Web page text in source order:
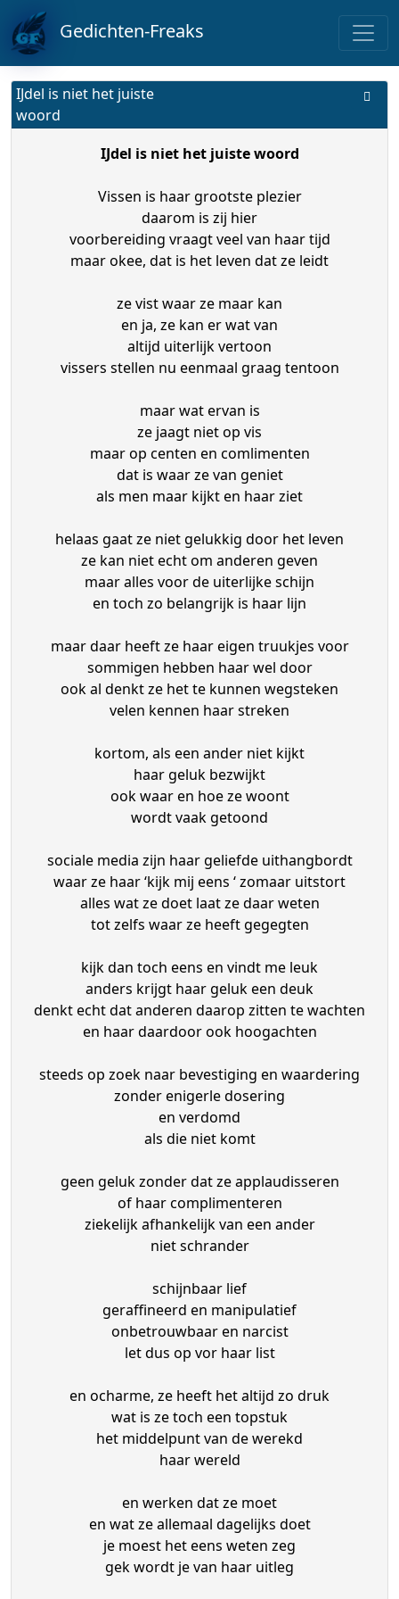
Gedichten-Freaks
IJdel is niet het juiste
woord
IJdel is niet het juiste woord
Vissen is haar grootste plezier
daarom is zij hier
voorbereiding vraagt veel van haar tijd
maar okee, dat is het leven dat ze leidt
ze vist waar ze maar kan
en ja, ze kan er wat van
altijd uiterlijk vertoon
vissers stellen nu eenmaal graag tentoon
maar wat ervan is
ze jaagt niet op vis
maar op centen en comlimenten
dat is waar ze van geniet
als men maar kijkt en haar ziet
helaas gaat ze niet gelukkig door het leven
ze kan niet echt om anderen geven
maar alles voor de uiterlijke schijn
en toch zo belangrijk is haar lijn
maar daar heeft ze haar eigen truukjes voor
sommigen hebben haar wel door
ook al denkt ze het te kunnen wegsteken
velen kennen haar streken
kortom, als een ander niet kijkt
haar geluk bezwijkt
ook waar en hoe ze woont
wordt vaak getoond
sociale media zijn haar geliefde uithangbordt
waar ze haar ‘kijk mij eens ‘ zomaar uitstort
alles wat ze doet laat ze daar weten
tot zelfs waar ze heeft gegegten
kijk dan toch eens en vindt me leuk
anders krijgt haar geluk een deuk
denkt echt dat anderen daarop zitten te wachten
en haar daardoor ook hoogachten
steeds op zoek naar bevestiging en waardering
zonder enigerle dosering
en verdomd
als die niet komt
geen geluk zonder dat ze applaudisseren
of haar complimenteren
ziekelijk afhankelijk van een ander
niet schrander
schijnbaar lief
geraffineerd en manipulatief
onbetrouwbaar en narcist
let dus op vor haar list
en ocharme, ze heeft het altijd zo druk
wat is ze toch een topstuk
het middelpunt van de werekd
haar wereld
en werken dat ze moet
en wat ze allemaal dagelijks doet
je moest het eens weten zeg
gek wordt je van haar uitleg